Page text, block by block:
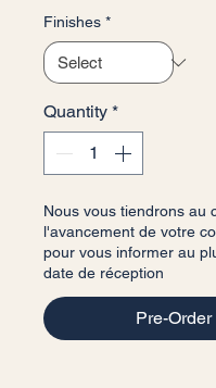
Finishes *
Quantity *
Nous vous tiendrons au
l'avancement de votre
pour vous informer au
date de réception
Pre-Order